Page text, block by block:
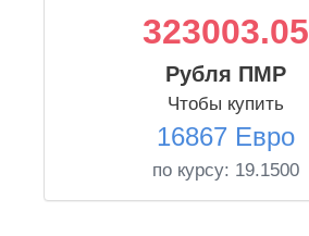
323003.05
Рубля ПМР
Чтобы купить
16867 Евро
по курсу: 19.1500